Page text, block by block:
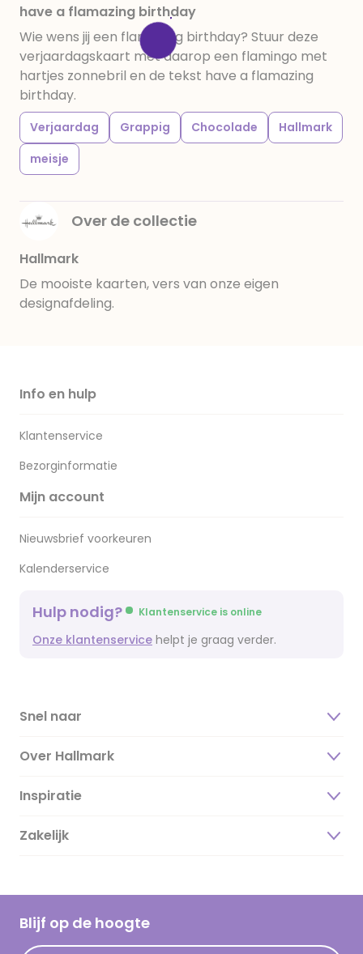
E433, kleurstoffen: E102, E110, E122: kan de activiteit en
concentratie van kinderen negatief beïnvloeden,
E133, E151. Chocolade bevat ten minste 34%
cacaobestanddelen. Kan sporen van gluten
bevatten. Koel en droog bewaren.
have a flamazing birthday
Wie wens jij een flamazing birthday? Stuur deze
verjaardagskaart met daarop een flamingo met
hartjes zonnebril en de tekst have a flamazing
birthday.
Verjaardag Grappig Chocolade
Hallmark
meisje
Over de collectie
Hallmark
De mooiste kaarten, vers van onze eigen
designafdeling.
Info en hulp
Klantenservice
Bezorginformatie
Mijn account
Nieuwsbrief voorkeuren
Kalenderservice
Hulp nodig? Klantenservice is online
Onze klantenservice helpt je graag verder.
Snel naar
Over Hallmark
Over ons
Duurzaamheid
Hallmark Kaartclub
Acties
Inspiratie
Magazine
Cadeau inspiratie
Kaartinspiratie
Zakelijk
Blijf op de hoogte